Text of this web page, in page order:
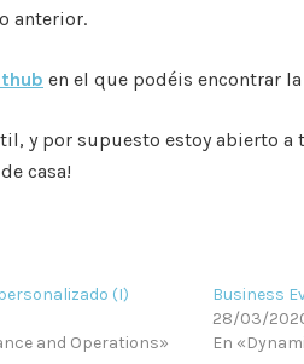
anterior.
en el que podéis encontrar
y por supuesto estoy abierto
casa!
(I)
and Operations»
Business
28/03/
En